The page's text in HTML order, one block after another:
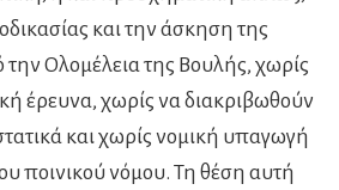
και την άσκηση της
την Ολομέλεια της Βουλής, χωρίς
έρευνα, χωρίς να διακριβωθούν
και χωρίς νομική υπαγωγή
ποινικού νόμου. Τη θέση αυτή